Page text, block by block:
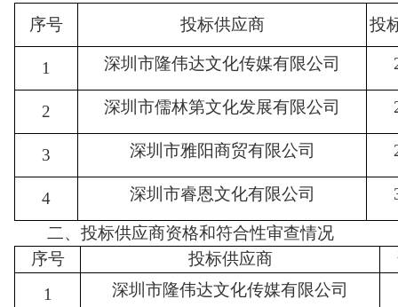
序号
投标供应商 投
1 深圳市隆伟达文化传媒有限公司
2 深圳市儒林第文化发展有限公司
3 深圳市雅阳商贸有限公司
4 深圳市睿恩文化有限公司
二、投标供应商资格和符合性审查情况
序号
投标供应商
1
深圳市隆伟达文化传媒有限公司